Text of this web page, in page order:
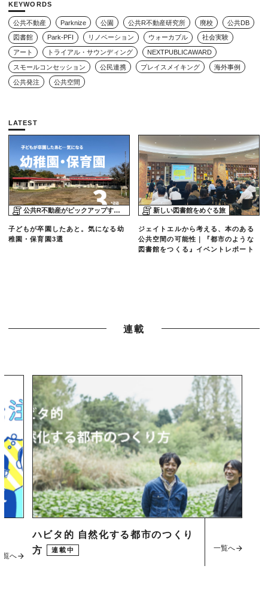
KEYWORDS
公共不動産 Parknize 公園 公共R不動産研究所 廃校 公共DB
図書館 Park-PFI リノベーション ウォーカブル 社会実験
アート トライアル・サウンディング NEXTPUBLICAWARD
スモールコンセッション 公民連携 プレイスメイキング 海外事例
公共発注 公共空間
LATEST
公共R不動産がピックアップする物件
子どもが卒園したあと。気になる幼
稚園・保育園3選
新しい図書館をめぐる旅
ジェイトエルから考える、本のある
公共空間の可能性｜『都市のような
図書館をつくる』イベントレポート
連載
ハビタ的 自然化する都市のつくり
方
連載中
一覧へ
覧へ